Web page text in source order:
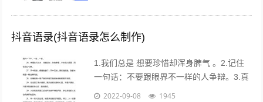
抖音语录(抖音语录怎么制作)
1.我们总是 想要珍惜却浑身脾气 。2.记住
一句话：不要跟眼界不一样的人争辩。3.真
的不用时刻替别人着想，不是每个人都能把
2022-09-08 1945